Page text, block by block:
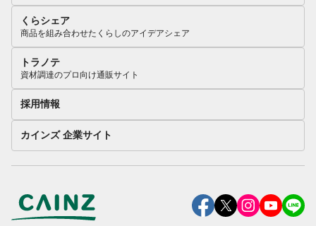
くらシェア
商品を組み合わせたくらしのアイデアシェア
トラノテ
資材調達のプロ向け通販サイト
採用情報
カインズ 企業サイト